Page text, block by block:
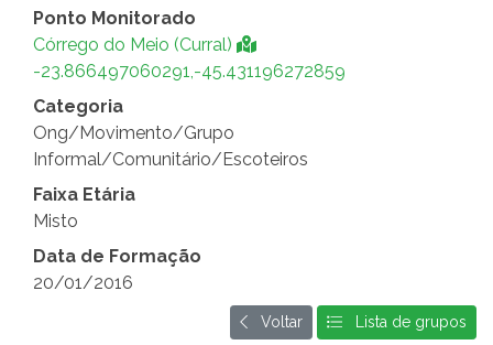
Ponto Monitorado
Córrego do Meio (Curral)
-23.866497060291,-45.431196272859
Categoria
Ong/Movimento/Grupo
Informal/Comunitário/Escoteiros
Faixa Etária
Misto
Data de Formação
20/01/2016
Voltar Lista de grupos